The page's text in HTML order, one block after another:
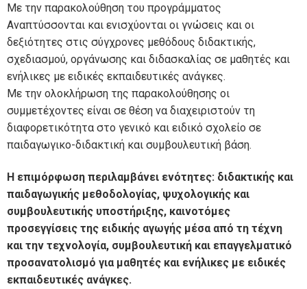
Με την παρακολούθηση του προγράμματος
Αναπτύσσονται και ενισχύονται οι γνώσεις και οι
δεξιότητες στις σύγχρονες μεθόδους διδακτικής,
σχεδιασμού, οργάνωσης και διδασκαλίας σε μαθητές και
ενήλικες με ειδικές εκπαιδευτικές ανάγκες.
Με την ολοκλήρωση της παρακολούθησης οι
συμμετέχοντες είναι σε θέση να διαχειριστούν τη
διαφορετικότητα στο γενικό και ειδικό σχολείο σε
παιδαγωγικο-διδακτική και συμβουλευτική βάση.
Η επιμόρφωση περιλαμβάνει ενότητες: διδακτικής και
παιδαγωγικής μεθοδολογίας, ψυχολογικής και
συμβουλευτικής υποστήριξης, καινοτόμες
προσεγγίσεις της ειδικής αγωγής μέσα από τη τέχνη
και την τεχνολογία, συμβουλευτική και επαγγελματικό
προσανατολισμό για μαθητές και ενήλικες με ειδικές
εκπαιδευτικές ανάγκες.